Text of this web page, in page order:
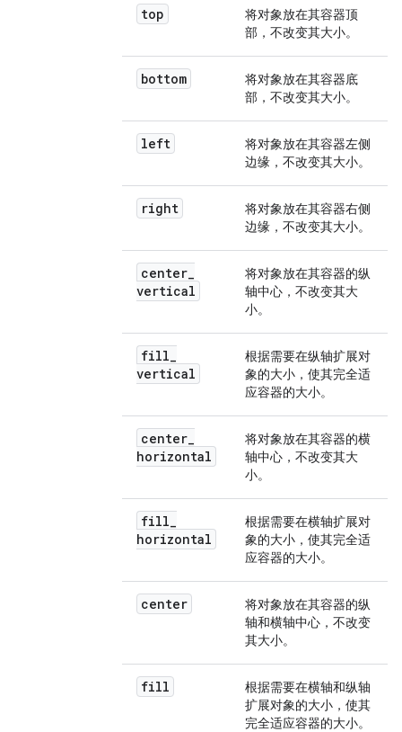
top
将对象放在其容器顶
部，不改变其大小。
bottom
将对象放在其容器底
部，不改变其大小。
left
将对象放在其容器左侧
边缘，不改变其大小。
right
将对象放在其容器右侧
边缘，不改变其大小。
center_
vertical
将对象放在其容器的纵
轴中心，不改变其大
小。
fill_
vertical
根据需要在纵轴扩展对
象的大小，使其完全适
应容器的大小。
center_
horizontal
将对象放在其容器的横
轴中心，不改变其大
小。
fill_
horizontal
根据需要在横轴扩展对
象的大小，使其完全适
应容器的大小。
center
将对象放在其容器的纵
轴和横轴中心，不改变
其大小。
fill
根据需要在横轴和纵轴
扩展对象的大小，使其
完全适应容器的大小。